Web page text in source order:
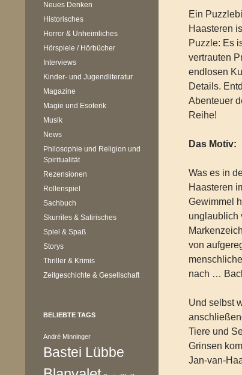
Ein
Haasteren
Puzzle: Es
vertrauten
endlosen
Details.
Abenteuer
Reihe!
Das Motiv:
Was es in
Haasteren
Gewimmel
unglaublich
von
nach …
Und selbst
Tiere und
Grinsen
Jan-van-
Neues Denken
Historisches
Horror & Unheimliches
Hörspiele / Hörbücher
Interviews
Kinder- und Jugendliteratur
Magazine
Magie und Esoterik
Musik
News
Philosophie und Religion und
Spiritualität
Rezensionen
Rollenspiel
Sachbuch
Skurriles & Satirisches
Spiel & Spaß
Storys
Thriller & Krimis
Zeitgeschichte & Gesellschaft
BELIEBTE TAGS
André Minninger
Bastei Lübbe